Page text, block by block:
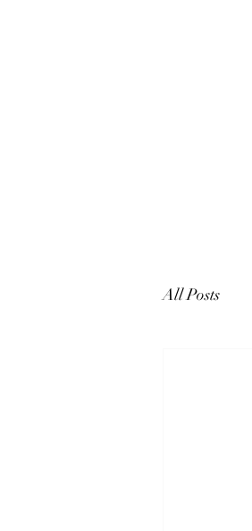
All Posts